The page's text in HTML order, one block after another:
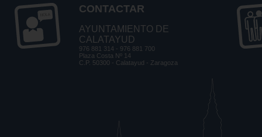
CONTACTAR
AYUNTAMIENTO DE
CALATAYUD
976 881 314 - 976 881 700
Plaza Costa Nº 14
C.P. 50300 - Calatayud - Zaragoza